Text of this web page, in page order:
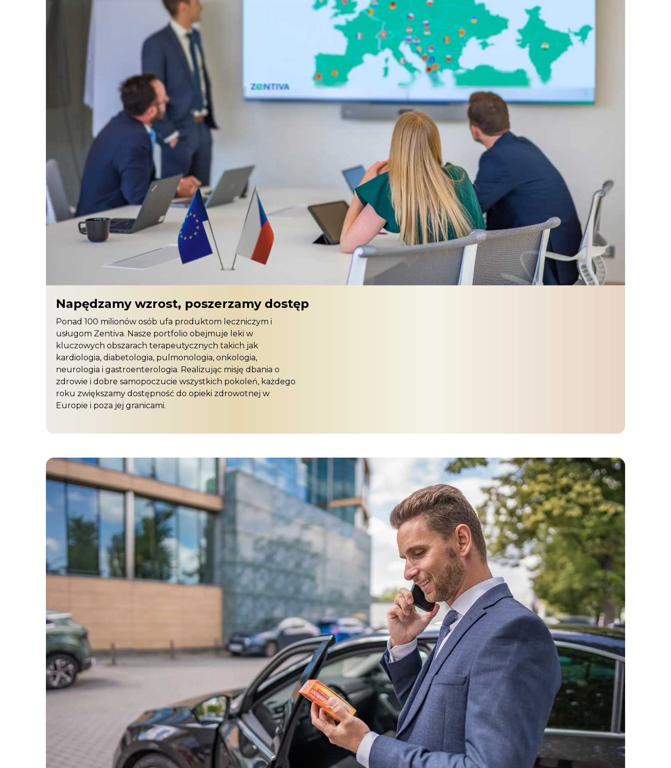
Napędzamy wzrost, poszerzamy dostęp
Ponad 100 milionów osób ufa produktom leczniczym i
usługom Zentiva. Nasze portfolio obejmuje leki w
kluczowych obszarach terapeutycznych takich jak
kardiologia, diabetologia, pulmonologia, onkologia,
neurologia i gastroenterologia. Realizując misję dbania o
zdrowie i dobre samopoczucie wszystkich pokoleń, każdego
roku zwiększamy dostępność do opieki zdrowotnej w
Europie i poza jej granicami.